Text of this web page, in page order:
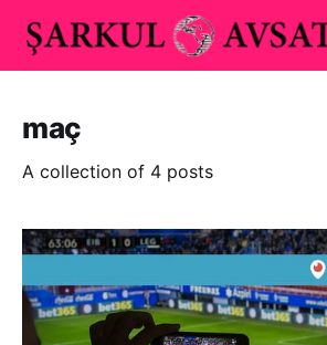
maç
A collection of 4 posts